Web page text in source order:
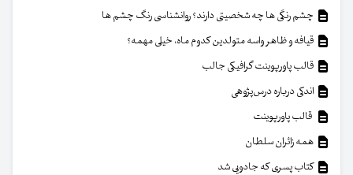
چشم رنگی ها چه شخصیتی دارند؟ روانشناسی رنگ چشم ها
قیافه و ظاهر واسه متولدین کدوم ماه، خیلی مهمه؟
قالب پاورپوینت گرافیکی جالب
اندکی درباره درس‌پژوهی
قالب پاورپوینت
همه زائران سلطان
کتاب پسری که جادویی شد